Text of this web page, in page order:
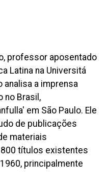
professor aposentado
Latina na Universitá
analisa a imprensa
no Brasil,
em São Paulo. Ele
de publicações
materiais
títulos existentes
principalmente